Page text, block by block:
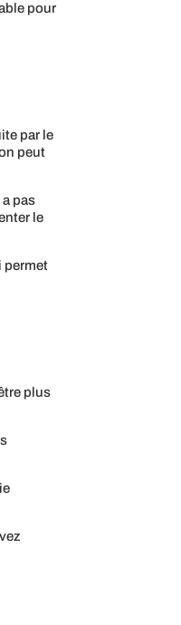
pour
par le
peut
pas
le
permet
plus